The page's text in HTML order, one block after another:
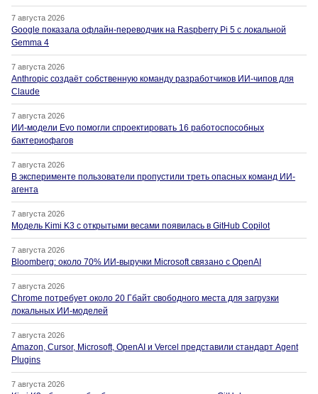
7 августа 2026
Google показала офлайн-переводчик на Raspberry Pi 5 с локальной
Gemma 4
7 августа 2026
Anthropic создаёт собственную команду разработчиков ИИ-чипов для
Claude
7 августа 2026
ИИ-модели Evo помогли спроектировать 16 работоспособных
бактериофагов
7 августа 2026
В эксперименте пользователи пропустили треть опасных команд ИИ-
агента
7 августа 2026
Модель Kimi K3 с открытыми весами появилась в GitHub Copilot
7 августа 2026
Bloomberg: около 70% ИИ-выручки Microsoft связано с OpenAI
7 августа 2026
Chrome потребует около 20 Гбайт свободного места для загрузки
локальных ИИ-моделей
7 августа 2026
Amazon, Cursor, Microsoft, OpenAI и Vercel представили стандарт Agent
Plugins
7 августа 2026